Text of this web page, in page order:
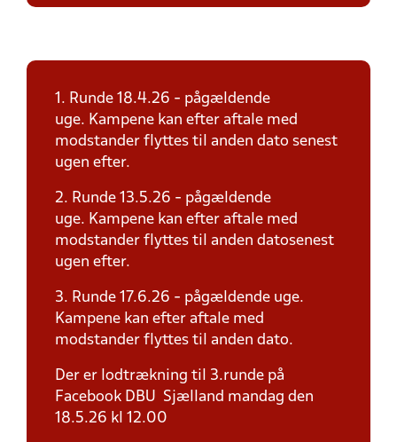
1. Runde 18.4.26 - pågældende
uge. Kampene kan efter aftale med
modstander flyttes til anden dato senest
ugen efter.
2. Runde 13.5.26 - pågældende
uge. Kampene kan efter aftale med
modstander flyttes til anden datosenest
ugen efter.
3. Runde 17.6.26 - pågældende uge.
Kampene kan efter aftale med
modstander flyttes til anden dato.
Der er lodtrækning til 3.runde på
Facebook DBU Sjælland mandag den
18.5.26 kl 12.00